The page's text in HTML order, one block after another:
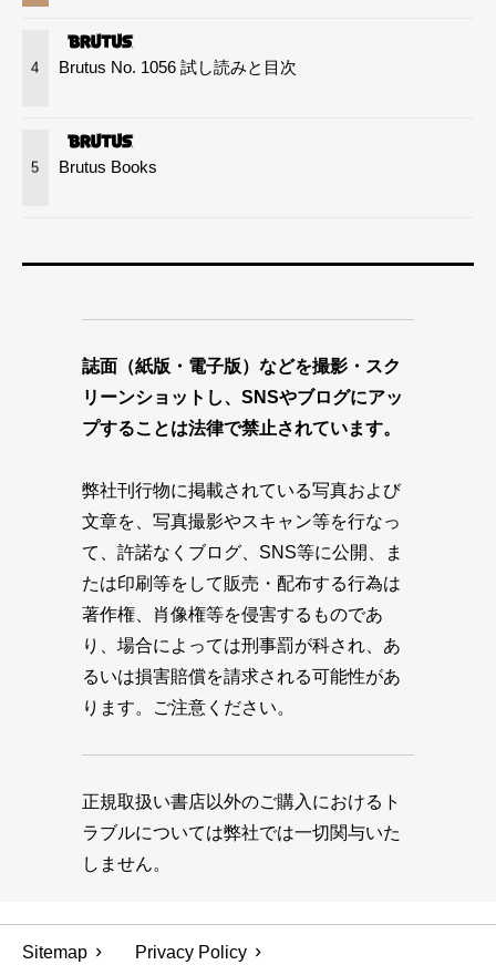
4 Brutus No. 1056 試し読みと目次
5 Brutus Books
誌面（紙版・電子版）などを撮影・スク
リーンショットし、SNSやブログにアッ
プすることは法律で禁止されています。
弊社刊行物に掲載されている写真および
文章を、写真撮影やスキャン等を行なっ
て、許諾なくブログ、SNS等に公開、ま
たは印刷等をして販売・配布する行為は
著作権、肖像権等を侵害するものであ
り、場合によっては刑事罰が科され、あ
るいは損害賠償を請求される可能性があ
ります。ご注意ください。
正規取扱い書店以外のご購入におけるト
ラブルについては弊社では一切関与いた
しません。
Sitemap Privacy Policy